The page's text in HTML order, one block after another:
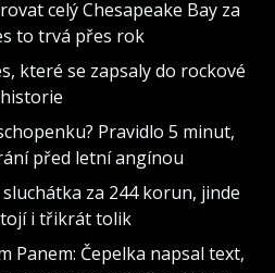
celý Chesapeake Bay za
to trvá přes rok
které se zapsaly do rockové
historie
Pravidlo 5 minut,
před letní angínou
za 244 korun, jinde
i třikrát tolik
Panem: Čepelka napsal text,